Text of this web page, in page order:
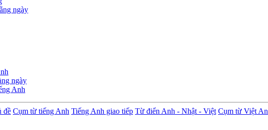
ngày
ngày
Anh
đề Cụm từ tiếng Anh Tiếng Anh giao tiếp Từ điển Anh - Nhật - Việt Cụm từ Việt